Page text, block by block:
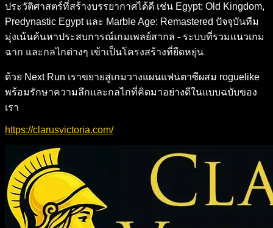
ประวัติศาสตร์ที่สร้างบรรยากาศได้ดี เช่น Egypt: Old Kingdom,
Predynastic Egypt และ Marble Age: Remastered ปัจจุบันทีม
มุ่งเน้นค้นหาประสบการณ์เกมเพลย์สากล - ระบบที่รวมแนวเกม
ฉาก และกลไกต่างๆ เข้าเป็นโครงสร้างที่ยืดหยุ่น
ด้วย Next Run เราขยายสู่เกมวางแผนแฟนตาซีผสม roguelike
พร้อมรักษาความลึกและกลไกที่คิดมาอย่างดีในแบบฉบับของ
เรา
https://clarusvictoria.com/